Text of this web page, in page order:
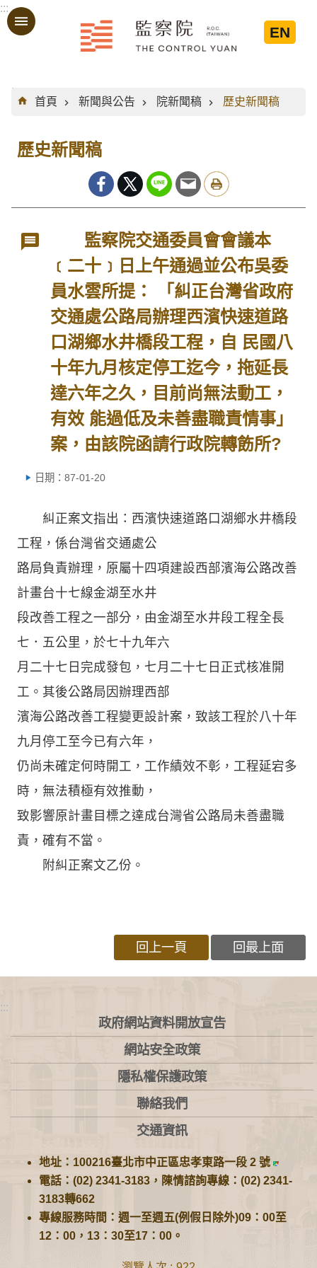
跳到主要內容區塊
:::
EN
:::
首頁
新聞與公告 院新聞稿 歷史新聞稿
歷史新聞稿
監察院交通委員會會議本
﹝二十﹞日上午通過並公布吳委
員水雲所提： 「糾正台灣省政府
交通處公路局辦理西濱快速道路
口湖鄉水井橋段工程，自 民國八
十年九月核定停工迄今，拖延長
達六年之久，目前尚無法動工，
有效 能過低及未善盡職責情事」
案，由該院函請行政院轉飭所?
日期：87-01-20
糾正案文指出：西濱快速道路口湖鄉水井橋段
工程，係台灣省交通處公
路局負責辦理，原屬十四項建設西部濱海公路改善
計畫台十七線金湖至水井
段改善工程之一部分，由金湖至水井段工程全長
七．五公里，於七十九年六
月二十七日完成發包，七月二十七日正式核准開
工。其後公路局因辦理西部
濱海公路改善工程變更設計案，致該工程於八十年
九月停工至今已有六年，
仍尚未確定何時開工，工作績效不彰，工程延宕多
時，無法積極有效推動，
致影響原計畫目標之達成台灣省公路局未善盡職
責，確有不當。
附糾正案文乙份。
回上一頁 回最上面
:::
政府網站資料開放宣告
網站安全政策
隱私權保護政策
聯絡我們
交通資訊
地址：100216臺北市中正區忠孝東路一段 2 號
電話：(02) 2341-3183，陳情諮詢專線：(02) 2341-
3183轉662
專線服務時間：週一至週五(例假日除外)09：00至
12：00，13：30至17：00。